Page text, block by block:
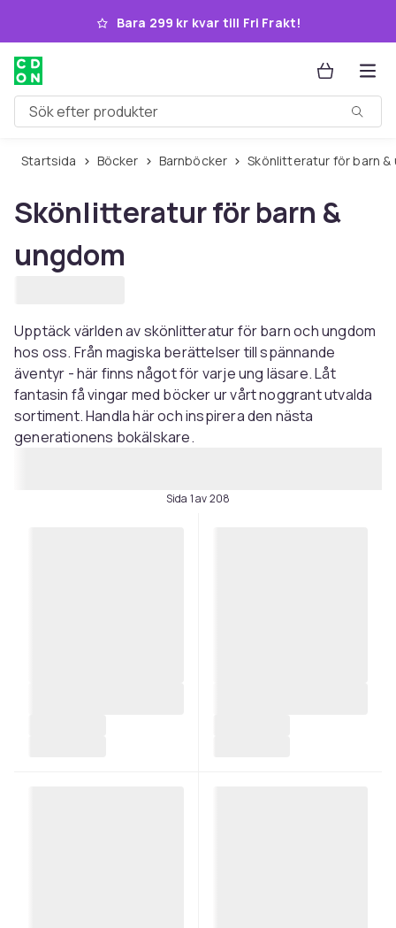
Hoppa till huvudinnehållet
Bara 299 kr kvar till Fri Frakt!
Sök efter produkter
Startsida Böcker Barnböcker Skönlitteratur för barn
Skönlitteratur för barn &
ungdom
Upptäck världen av skönlitteratur för barn och ungdom
hos oss. Från magiska berättelser till spännande
äventyr - här finns något för varje ung läsare. Låt
fantasin få vingar med böcker ur vårt noggrant utvalda
sortiment. Handla här och inspirera den nästa
generationens bokälskare.
Sida 1 av 208